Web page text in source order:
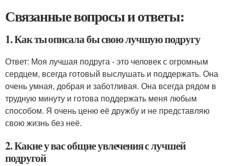
Связанные вопросы и ответы:
1. Как ты описала бы свою лучшую подругу
Ответ: Моя лучшая подруга - это человек с огромным
сердцем, всегда готовый выслушать и поддержать. Она
очень умная, добрая и заботливая. Она всегда рядом в
трудную минуту и готова поддержать меня любым
способом. Я очень ценю её дружбу и не представляю
свою жизнь без неё.
2. Какие у вас общие увлечения с лучшей
подругой